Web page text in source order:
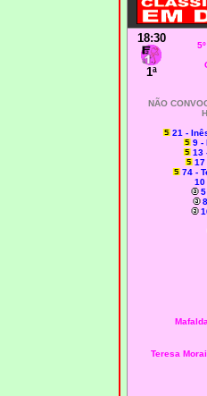
18:30
1ª
NÃO
21 -
9 -
13
17
74 -
10
Teresa